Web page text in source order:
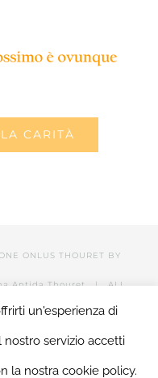
CARITÀ
ONLUS THOURET BY
Antida Thouret | ALL
BY Valerio Mattia |LOGIN
un'esperienza di
nostro servizio accetti
la nostra cookie policy.